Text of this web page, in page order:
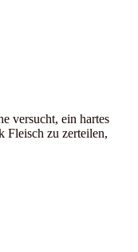
versucht, ein hartes
Fleisch zu zerteilen,